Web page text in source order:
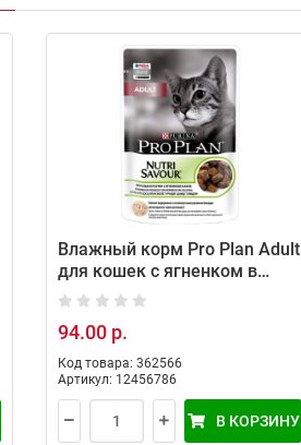
Влажный корм Pro Plan Adult
для кошек с ягненком в
желе 85 г
94.00 р.
Код товара: 362566
Артикул: 12456786
В КОРЗИНУ